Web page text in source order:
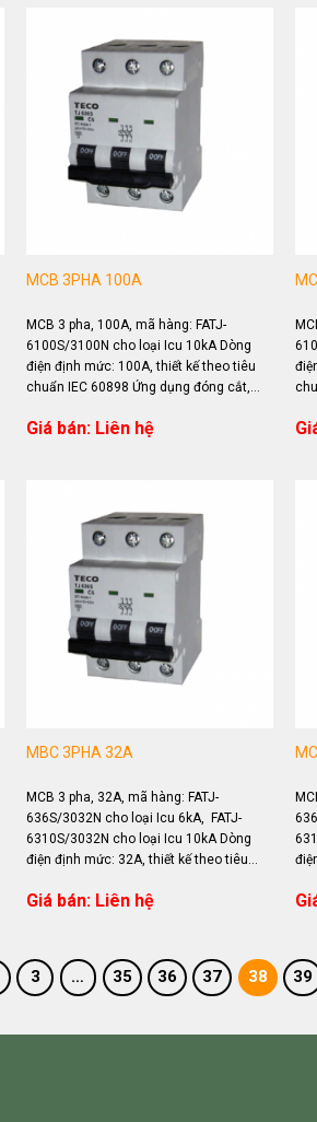
MCB 3PHA 100A
MCB 3 pha, 100A, mã hàng: FATJ-
6100S/3100N cho loại Icu 10kA Dòng
điện định mức: 100A, thiết kế theo tiêu
chuẩn IEC 60898 Ứng dụng đóng cắt,
Giá bán: Liên hệ
MBC 3PHA 32A
MCB 3 pha, 32A, mã hàng: FATJ-
636S/3032N cho loại Icu 6kA, FATJ-
6310S/3032N cho loại Icu 10kA Dòng
điện định mức: 32A, thiết kế theo tiêu
Giá bán: Liên hệ
3 … 35 36 37 38 39